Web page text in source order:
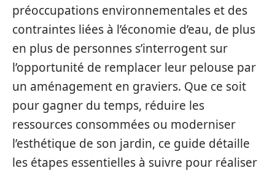
préoccupations environnementales et des
contraintes liées à l’économie d’eau, de plus
en plus de personnes s’interrogent sur
l’opportunité de remplacer leur pelouse par
un aménagement en graviers. Que ce soit
pour gagner du temps, réduire les
ressources consommées ou moderniser
l’esthétique de son jardin, ce guide détaille
les étapes essentielles à suivre pour réaliser